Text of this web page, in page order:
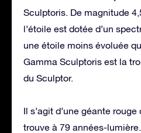
Sculptoris. De magnitude
l’étoile est dotée d’un
une étoile moins évoluée
Gamma Sculptoris est la
du Sculptor.
Il s’agit d’une géante
trouve à 79 années-